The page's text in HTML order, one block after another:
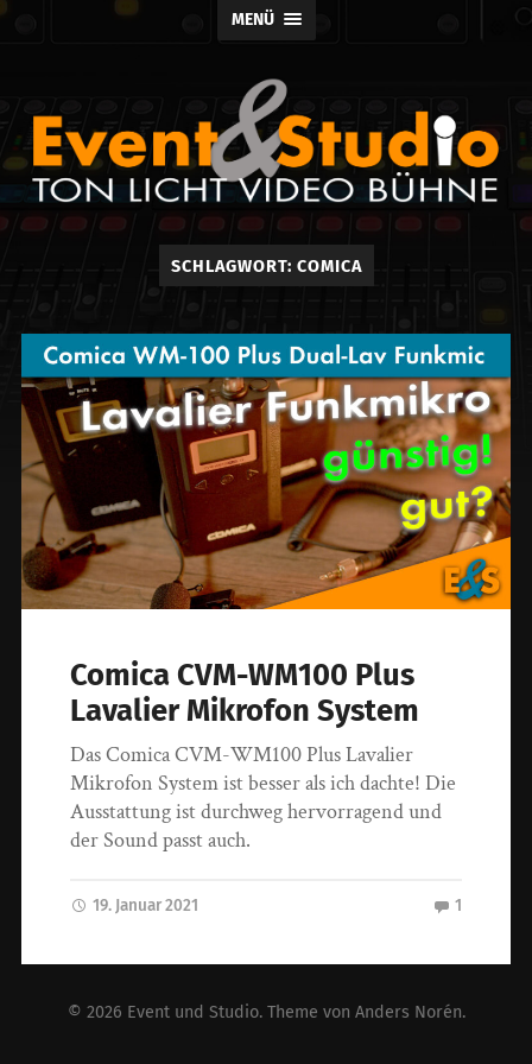
MENÜ
Event
und
Studio
SCHLAGWORT: COMICA
Comica CVM-WM100 Plus
Lavalier Mikrofon System
Das Comica CVM-WM100 Plus Lavalier
Mikrofon System ist besser als ich dachte! Die
Ausstattung ist durchweg hervorragend und
der Sound passt auch.
19. Januar 2021 1
© 2026 Event und Studio. Theme von Anders Norén.